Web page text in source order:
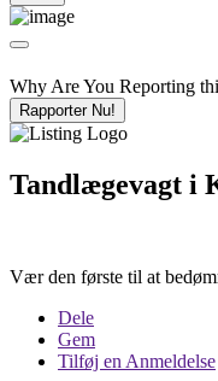
Why Are You Reporting
Rapporter Nu!
Tandlægevagt i
Vær den første til at
Dele
Gem
Tilføj en Anmeldelse